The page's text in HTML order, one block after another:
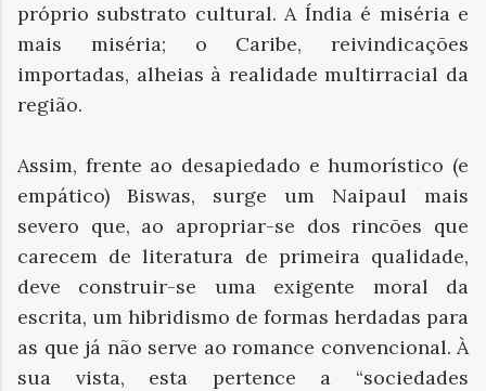
próprio substrato cultural. A Índia é miséria e
mais miséria; o Caribe, reivindicações
importadas, alheias à realidade multirracial da
região.
Assim, frente ao desapiedado e humorístico (e
empático) Biswas, surge um Naipaul mais
severo que, ao apropriar-se dos rincões que
carecem de literatura de primeira qualidade,
deve construir-se uma exigente moral da
escrita, um hibridismo de formas herdadas para
as que já não serve ao romance convencional. À
sua vista, esta pertence a “sociedades